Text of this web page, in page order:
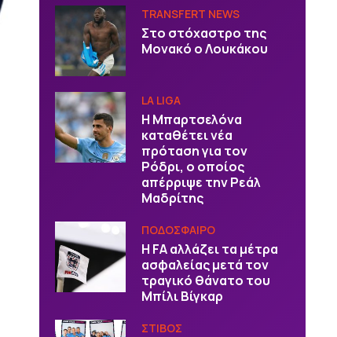
TRANSFERT NEWS
Στο στόχαστρο της
Μονακό ο Λουκάκου
LA LIGA
Η Μπαρτσελόνα
καταθέτει νέα
πρόταση για τον
Ρόδρι, ο οποίος
απέρριψε την Ρεάλ
Μαδρίτης
ΠΟΔΟΣΦΑΙΡΟ
Η FA αλλάζει τα μέτρα
ασφαλείας μετά τον
τραγικό θάνατο του
Μπίλι Βίγκαρ
ΣΤΙΒΟΣ